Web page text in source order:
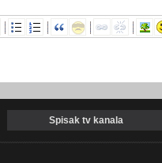
Spisak tv kanala